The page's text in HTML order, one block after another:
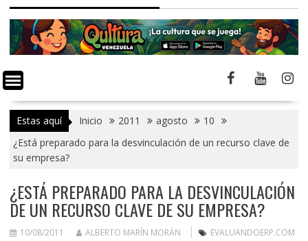
Estas aquí Inicio 2011 agosto
10
¿Está preparado para la desvinculación de un recurso clave de
su empresa?
¿ESTÁ PREPARADO PARA LA DESVINCULACIÓN
DE UN RECURSO CLAVE DE SU EMPRESA?
10/08/2011 ALBERTO MARÍN MORÁN EVALUANDOERP.COM